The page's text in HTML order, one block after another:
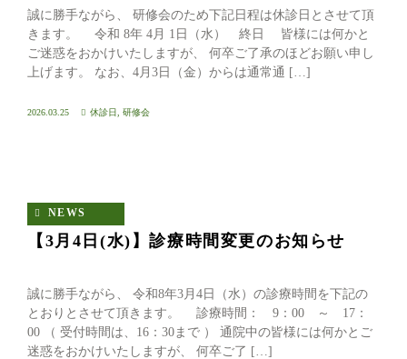
誠に勝手ながら、 研修会のため下記日程は休診日とさせて頂
きます。 令和 8年 4月 1日（水） 終日 皆様には何かと
ご迷惑をおかけいたしますが、 何卒ご了承のほどお願い申し
上げます。 なお、4月3日（金）からは通常通 […]
2026.03.25 休診日 研修会
NEWS
【3月4日(水)】診療時間変更のお知らせ
誠に勝手ながら、 令和8年3月4日（水）の診療時間を下記の
とおりとさせて頂きます。 診療時間： 9：00 ～ 17：
00 （ 受付時間は、16：30まで ） 通院中の皆様には何かとご
迷惑をおかけいたしますが、 何卒ご了 […]